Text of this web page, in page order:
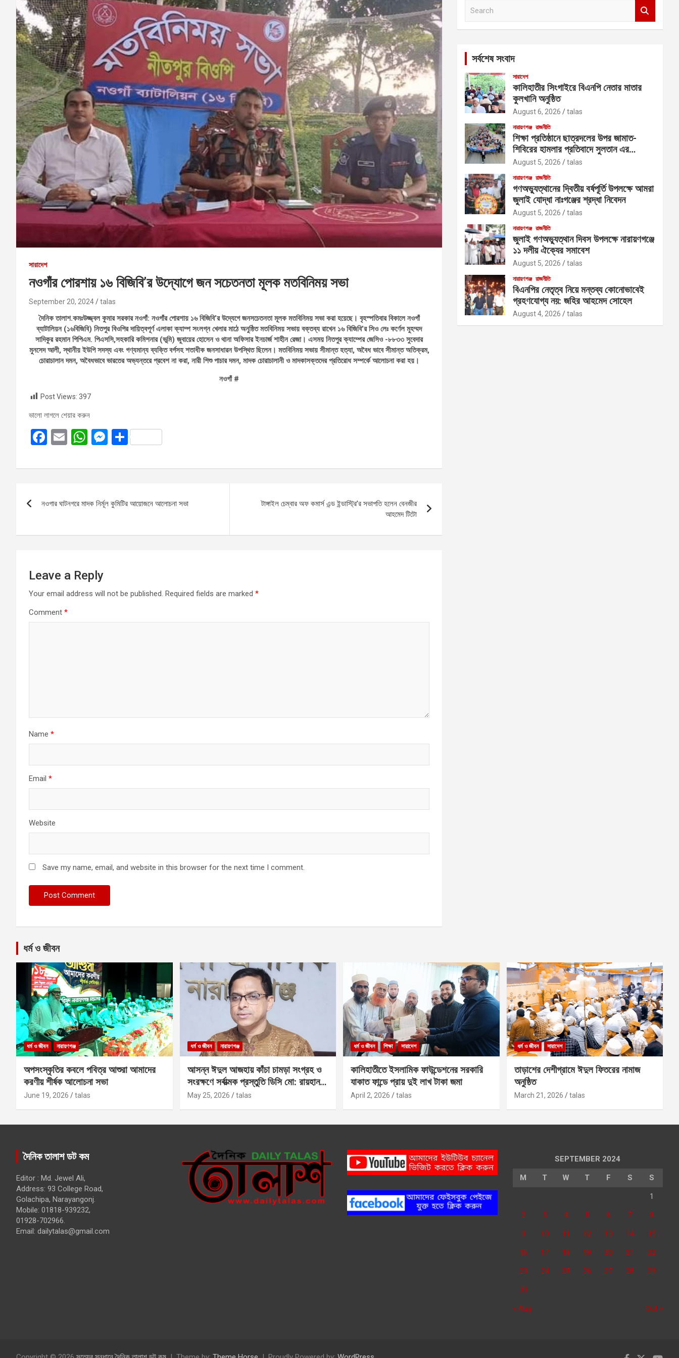
সারাদেশ
নওগাঁর পোরশায় ১৬ বিজিবি’র উদ্যোগে জন সচেতনতা মূলক মতবিনিময় সভা
September 20, 2024 talas
দৈনিক তালাশ.কমঃউজ্জ্বল কুমার সরকার নওগাঁ: নওগাঁর পোরশায় ১৬ বিজিবি’র উদ্যেগে জনসচেতনতা মূলক মতবিনিময় সভা করা হয়েছে। বৃহস্পতিবার বিকালে নওগাঁ
ব্যাটালিয়ন (১৬বিজিবি) নিতপুর বিওপির দায়িত্বপূর্ণ এলাকা ক্যাম্প সংলগ্ন খেলার মাঠে অনুষ্ঠিত মতবিনিময় সভায় বক্তব্য রাখেন ১৬ বিজিবি’র সিও লেঃ কর্ণেল মুহম্মদ
সাদিকুর রহমান পিপিএম. পিএসসি,সহকারি কমিশনার (ভূমি) জুবায়ের হোসেন ও থানা অফিসার ইনচার্জ শাহীন রেজা। এসময় নিতপুর ক্যাম্পের জেসিও -৮৮৩৩ সুবেদার
মুনসেদ আলী, স্থানীয় ইউপি সদস্য এবং গণ্যমান্য ব্যক্তি বর্গসহ শতাধীক জনসাধারন উপস্থিত ছিলেন। মতবিনিময় সভায় সীমান্ত হত্যা, অবৈধ ভাবে সীমান্ত অতিক্রম,
চোরাচালান দমন, অবৈধভাবে ভারতের অভ্যন্তরে প্রবেশ না করা, নারী শিশু পাচার দমন, মাদক চোরাচালানী ও মাদকাসক্তদের প্রতিরোধ সম্পর্কে আলোচনা করা হয়।
নওগাঁ #
Post Views: 397
ভালো লাগলে শেয়ার করুন
F
ce
o
k
E
ail
W
at
A
p
M
se
g
S
ar
navigation
নওগার ঘাটনগরে মাদক নির্মূল কুমিটির আয়োজনে আলোচনা সভা
টাঙ্গাইল চেম্বার অফ কমার্স এন্ড ইন্ডাস্ট্রি’র সভাপতি হলেন বেনজীর
আহমেদ টিটো
Leave a Reply
Your email address will not be published. Required fields are marked *
Comment *
Name *
Email *
Website
Save my name, email, and website in this browser for the next time I comment.
সর্বশেষ সংবাদ
সারাদেশ
কালিহাতীর সিংগাইরে বিএনপি নেতার মাতার
কুলখানি অনুষ্ঠিত
August 6, 2026 talas
নারায়ণগঞ্জ রাজনীতি
শিক্ষা প্রতিষ্ঠানে ছাত্রদলের উপর জামাত-
শিবিরের হামলার প্রতিবাদে সুলতান এর
নেতৃত্বে বিক্ষোভ
August 5, 2026 talas
নারায়ণগঞ্জ রাজনীতি
গণঅভ্যুত্থানের দ্বিতীয় বর্ষপূর্তি উপলক্ষে আমরা
জুলাই যোদ্ধা নাঃগঞ্জের শ্রদ্ধা নিবেদন
August 5, 2026 talas
নারায়ণগঞ্জ রাজনীতি
জুলাই গণঅভ্যুত্থান দিবস উপলক্ষে নারায়ণগঞ্জে
১১ দলীয় ঐক্যের সমাবেশ
August 5, 2026 talas
নারায়ণগঞ্জ রাজনীতি
বিএনপির নেতৃত্ব নিয়ে মন্তব্য কোনোভাবেই
গ্রহণযোগ্য নয়: জহির আহমেদ সোহেল
August 4, 2026 talas
ধর্ম ও জীবন
ধর্ম ও জীবন নারায়ণগঞ্জ
অপসংস্কৃতির কবলে পবিত্র আশুরা আমাদের
করণীয় শীর্ষক আলোচনা সভা
June 19, 2026 talas
ধর্ম ও জীবন নারায়ণগঞ্জ
আসন্ন ঈদুল আজহায় কাঁচা চামড়া সংগ্রহ ও
সংরক্ষণে সর্বাত্মক প্রস্তুতি ডিসি মো: রায়হান
কবির
May 25, 2026 talas
ধর্ম ও জীবন শিক্ষা সারাদেশ
কালিহাতীতে ইসলামিক ফাউন্ডেশনের সরকারি
যাকাত ফান্ডে প্রায় দুই লাখ টাকা জমা
April 2, 2026 talas
ধর্ম ও জীবন সারাদেশ
তাড়াশের দেশীগ্রামে ঈদুল ফিতরের নামাজ
অনুষ্ঠিত
March 21, 2026 talas
দৈনিক তালাশ ডট কম
Editor : Md. Jewel Ali,
Address: 93 College Road,
Golachipa, Narayangonj.
Mobile: 01818-939232,
01928-702966.
Email: dailytalas@gmail.com
SEPTEMBER 2024
M T W T F S S
1
2 3 4 5 6 7 8
9 10 11 12 13 14 15
16 17 18 19 20 21 22
23 24 25 26 27 28 29
30
« Aug Oct »